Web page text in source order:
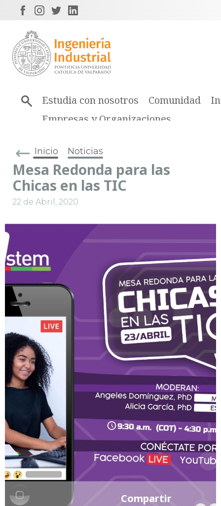
Estudia con nosotros Comunidad
Empresas y Organizaciones
Inicio Noticias
Mesa Redonda para las
Chicas en las TIC
22 de Abril, 2020
Compartir